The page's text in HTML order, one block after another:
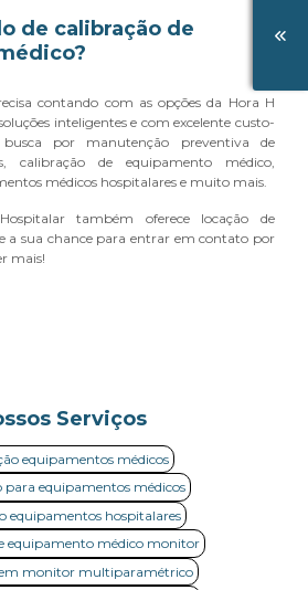
de calibração de
contando com as opções da Hora H
inteligentes e com excelente custo-
por manutenção preventiva de
calibração de equipamento médico,
médicos hospitalares e muito mais.
também oferece locação de
a sua chance para entrar em contato por
mais!
Serviços
equipamentos médicos
para equipamentos médicos
equipamentos hospitalares
equipamento médico monitor
monitor multiparamétrico